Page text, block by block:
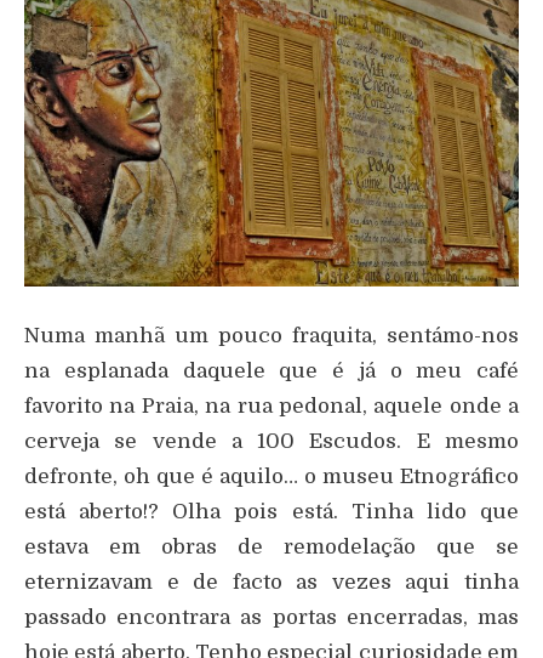
Numa manhã um pouco fraquita, sentámo-nos
na esplanada daquele que é já o meu café
favorito na Praia, na rua pedonal, aquele onde a
cerveja se vende a 100 Escudos. E mesmo
defronte, oh que é aquilo… o museu Etnográfico
está aberto!? Olha pois está. Tinha lido que
estava em obras de remodelação que se
eternizavam e de facto as vezes aqui tinha
passado encontrara as portas encerradas, mas
hoje está aberto. Tenho especial curiosidade em